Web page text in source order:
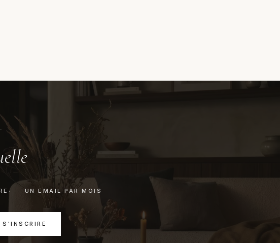
UN EMAIL PAR MOIS
S'INSCRIRE